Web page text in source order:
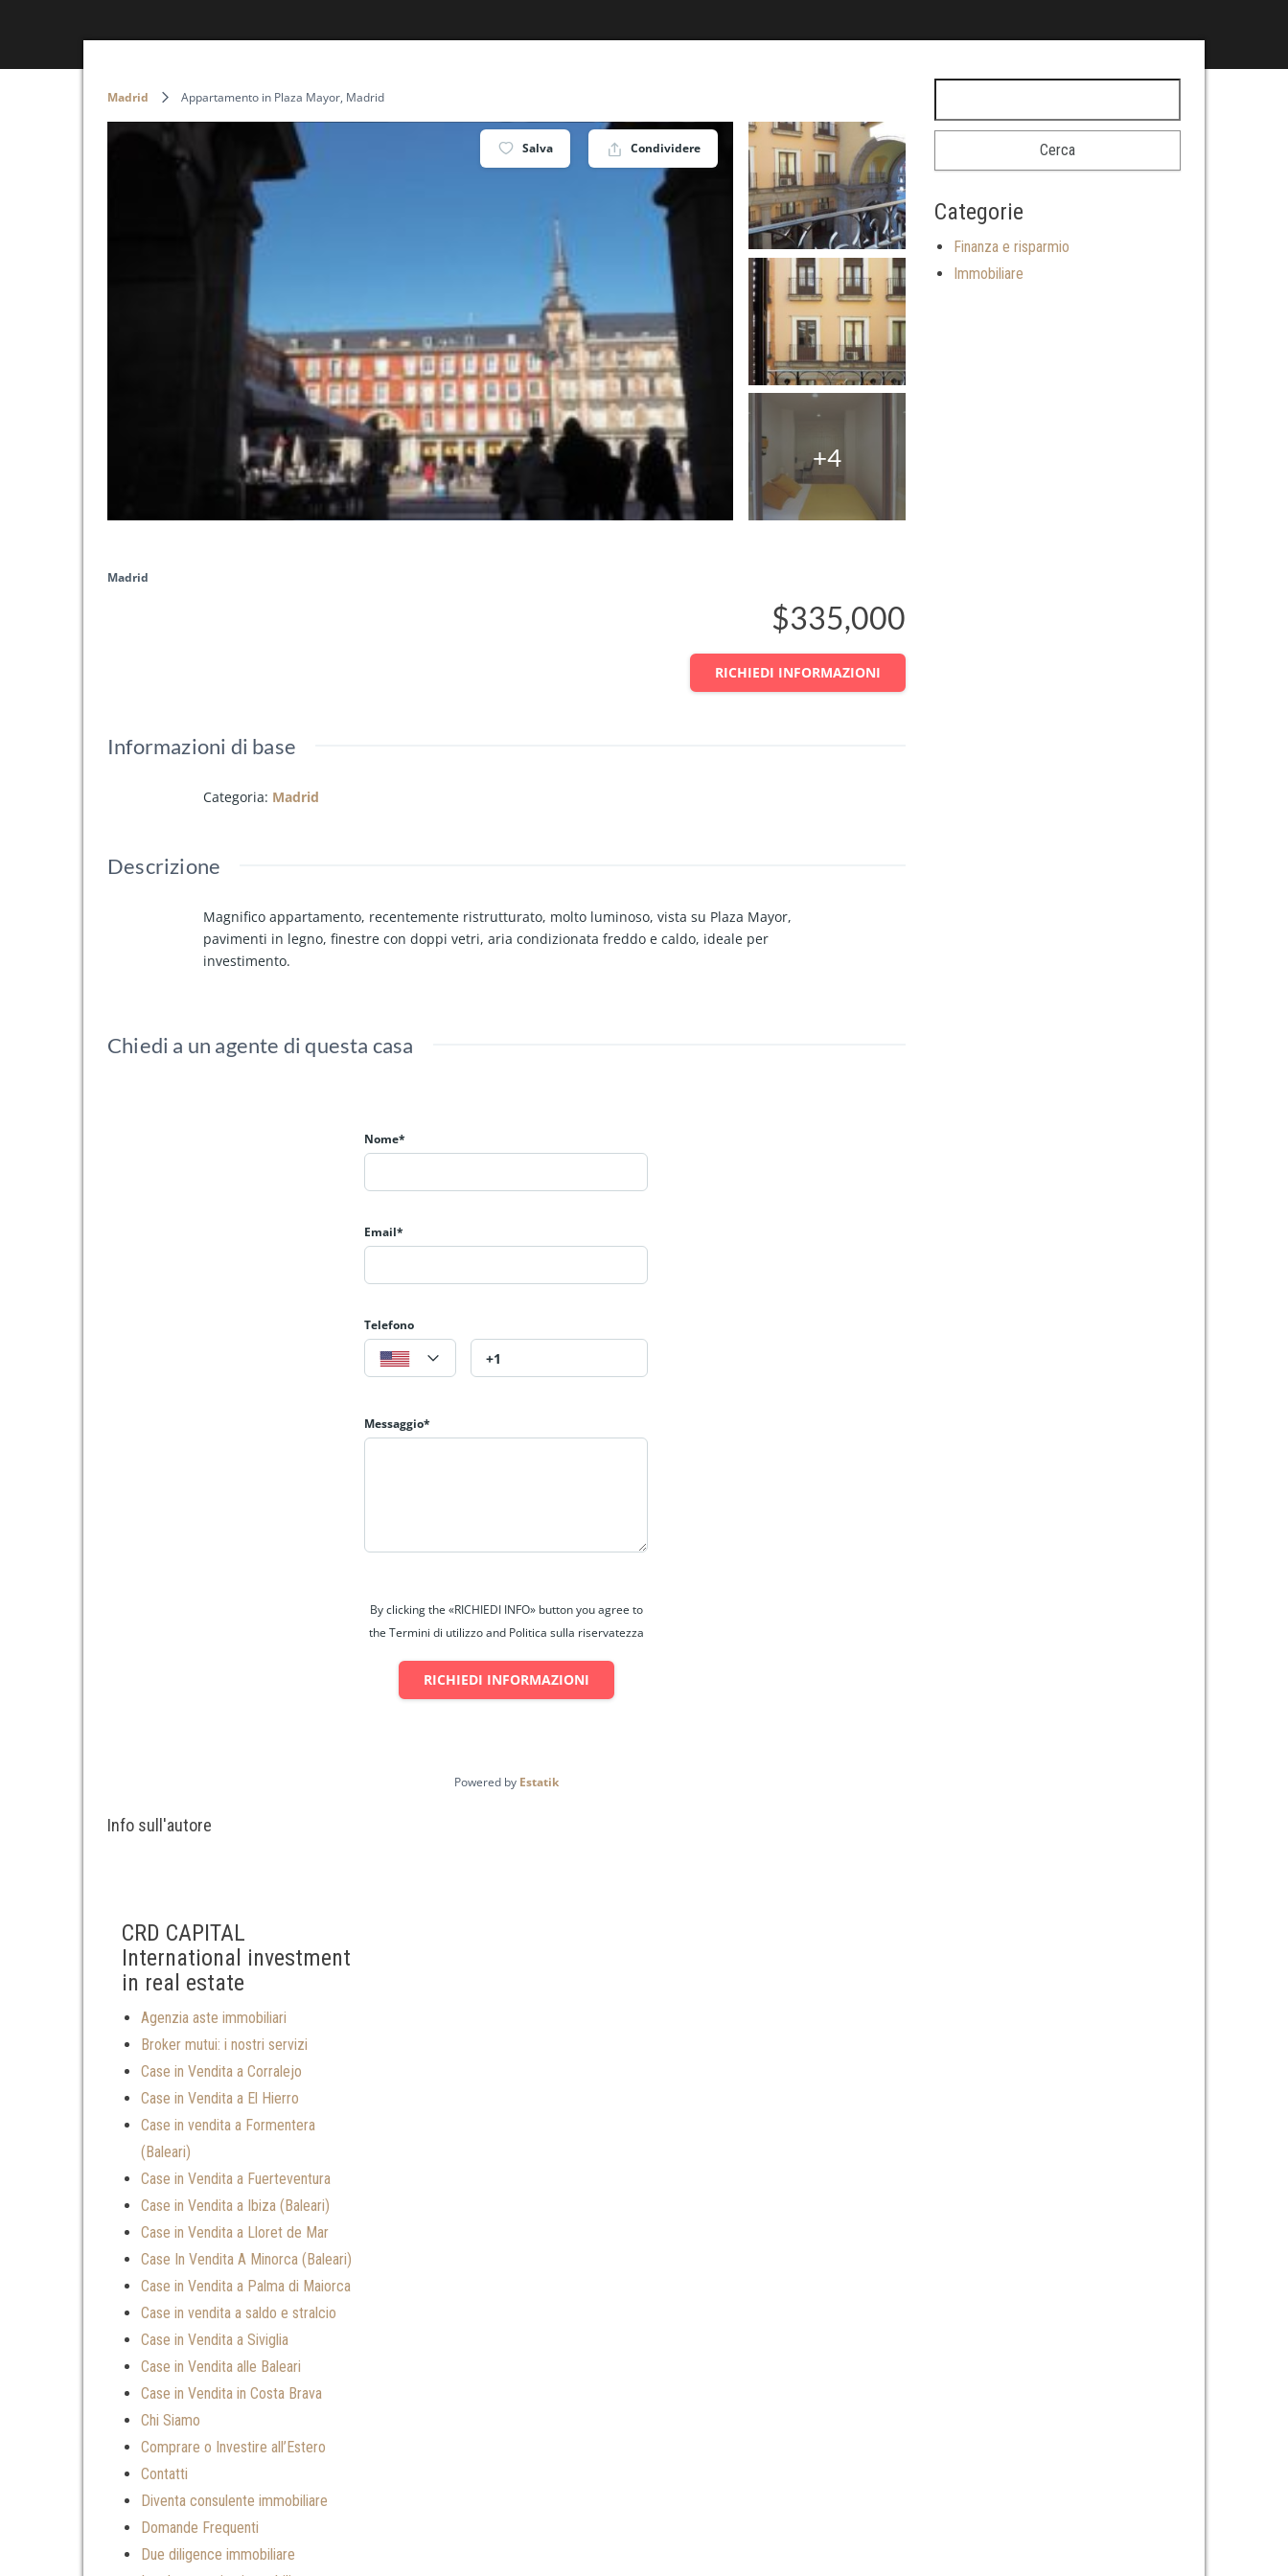
Madrid Appartamento in Plaza Mayor, Madrid
Salva Condividere
+4
Madrid
$335,000
RICHIEDI INFORMAZIONI
Informazioni di base
Categoria: Madrid
Descrizione
Magnifico appartamento, recentemente ristrutturato, molto luminoso, vista su Plaza Mayor,
pavimenti in legno, finestre con doppi vetri, aria condizionata freddo e caldo, ideale per
investimento.
Chiedi a un agente di questa casa
Nome*
Email*
Telefono
Messaggio*
By clicking the «RICHIEDI INFO» button you agree to
the Termini di utilizzo and Politica sulla riservatezza
RICHIEDI INFORMAZIONI
Powered by Estatik
Info sull'autore
Categorie
Finanza e risparmio
Immobiliare
CRD CAPITAL
International investment
in real estate
Agenzia aste immobiliari
Broker mutui: i nostri servizi
Case in Vendita a Corralejo
Case in Vendita a El Hierro
Case in vendita a Formentera
(Baleari)
Case in Vendita a Fuerteventura
Case in Vendita a Ibiza (Baleari)
Case in Vendita a Lloret de Mar
Case In Vendita A Minorca (Baleari)
Case in Vendita a Palma di Maiorca
Case in vendita a saldo e stralcio
Case in Vendita a Siviglia
Case in Vendita alle Baleari
Case in Vendita in Costa Brava
Chi Siamo
Comprare o Investire all’Estero
Contatti
Diventa consulente immobiliare
Domande Frequenti
Due diligence immobiliare